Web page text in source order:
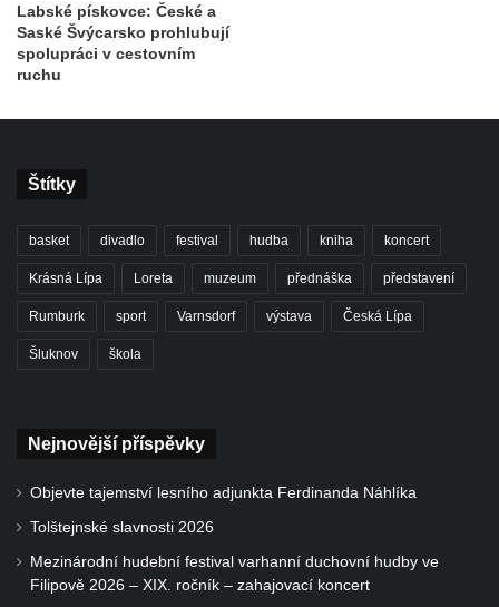
Labské pískovce: České a
Saské Švýcarsko prohlubují
spolupráci v cestovním
ruchu
Štítky
basket divadlo festival hudba kniha koncert
Krásná Lípa Loreta muzeum přednáška představení
Rumburk sport Varnsdorf výstava Česká Lípa
Šluknov škola
Nejnovější příspěvky
Objevte tajemství lesního adjunkta Ferdinanda Náhlíka
Tolštejnské slavnosti 2026
Mezinárodní hudební festival varhanní duchovní hudby ve
Filipově 2026 – XIX. ročník – zahajovací koncert